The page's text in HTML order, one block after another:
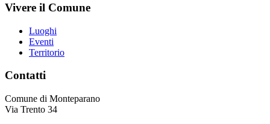
Vivere il Comune
Luoghi
Eventi
Territorio
Contatti
Comune di Monteparano
Via Trento 34